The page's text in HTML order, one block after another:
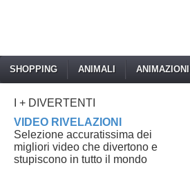
SHOPPING ANIMALI ANIMAZIONI
I + DIVERTENTI
VIDEO RIVELAZIONI
Selezione accuratissima dei
migliori video che divertono e
stupiscono in tutto il mondo